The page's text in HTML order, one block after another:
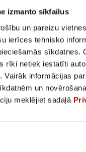
izmanto sīkfailus
un pareizu
ierīces tehnisko
sīkdatnes.
rīki netiek iestatīti
Vairāk informācijas
un
meklējiet sadaļā